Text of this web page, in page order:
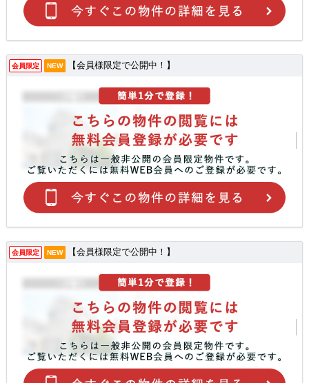
会員限定 NEW 【会員様限定で公開中！】
会員限定 NEW 【会員様限定で公開中！】